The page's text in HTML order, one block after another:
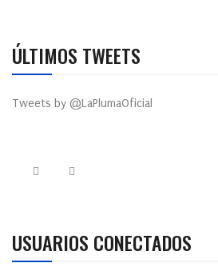
ÚLTIMOS TWEETS
Tweets by @LaPlumaOficial
USUARIOS CONECTADOS